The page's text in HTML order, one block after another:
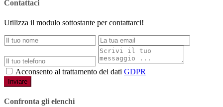
Contattaci
Utilizza il modulo sottostante per contattarci!
Acconsento al trattamento dei dati GDPR
Inviare
Confronta gli elenchi